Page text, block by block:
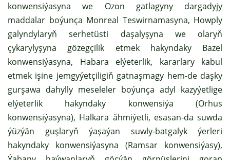
konwensiýasyna we Ozon gatlagyny dargadyjy
maddalar boýunça Monreal Teswirnamasyna, Howply
galyndylaryň serhetüsti daşalyşyna we olaryň
çykarylyşyna gözegçilik etmek hakyndaky Bazel
konwensiýasyna, Habara elýeterlik, kararlary kabul
etmek işine jemgyýetçiligiň gatnaşmagy hem-de daşky
gurşawa dahylly meseleler boýunça adyl kazyýetlige
elýeterlik hakyndaky konwensiýa (Orhus
konwensiýasyna), Halkara ähmiýetli, esasan-da suwda
ýüzýän guşlaryň ýaşaýan suwly-batgalyk ýerleri
hakyndaky konwensiýasyna (Ramsar konwensiýasy),